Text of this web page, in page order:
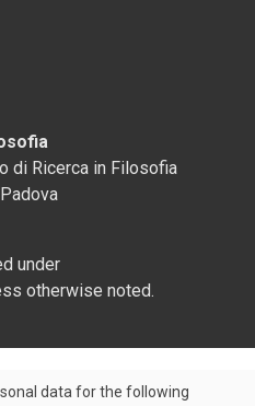
di Ricerca in Filosofia
under
otherwise noted.
data for the following